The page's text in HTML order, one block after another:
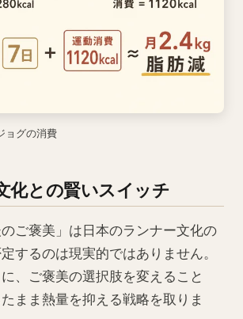
ョグの消費
化との賢いスイッチ
のご褒美」は日本のランナー文化の
るのは現実的ではありません。
、ご褒美の選択肢を変えること
まま熱量を抑える戦略を取りま